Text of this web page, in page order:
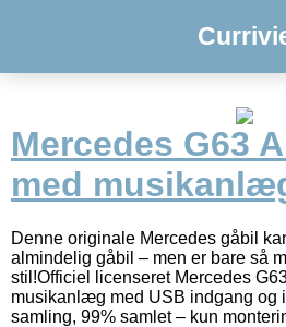
Mercedes G63
med
Denne originale Mercedes gåbil
almindelig gåbil – men er bare så
stil!Officiel licenseret Mercedes
musikanlæg med USB indgang og
samling, 99% samlet – kun